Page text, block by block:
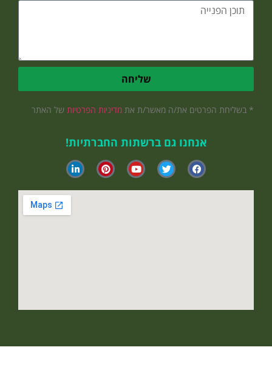
שליחה
* בשליחת הפרטים את/ה מאשר/ת אתמדיניות הפרטיותשל האתר
אנחנו גם ברשתות החברתיות!